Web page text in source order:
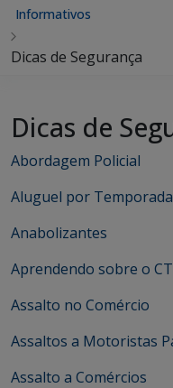
Informativos
Dicas de Segurança
Dicas de
Abordagem Policial
Aluguel por Temporada
Anabolizantes
Aprendendo sobre o
Assalto no Comércio
Assaltos a Motoristas
Assalto a Comércios